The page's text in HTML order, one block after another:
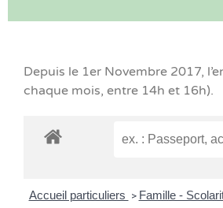
Depuis le 1er Novembre 2017,
chaque mois, entre 14h et 16h).
Accueil particuliers > Famille -